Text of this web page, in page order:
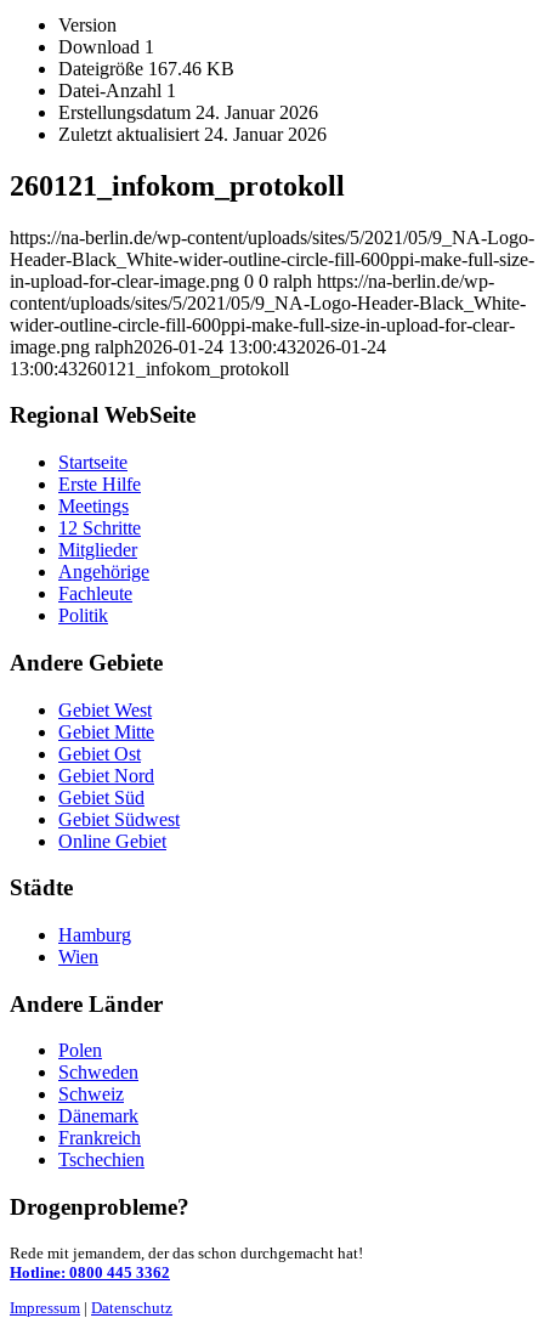
Version
Download 1
Dateigröße 167.46 KB
Datei-Anzahl 1
Erstellungsdatum 24. Januar 2026
Zuletzt aktualisiert 24. Januar 2026
260121_infokom_protokoll
https://na-berlin.de/wp-content/uploads/sites/5/2021/05/9_NA-Logo-
Header-Black_White-wider-outline-circle-fill-600ppi-make-full-size-
in-upload-for-clear-image.png 0 0 ralph https://na-berlin.de/wp-
content/uploads/sites/5/2021/05/9_NA-Logo-Header-Black_White-
wider-outline-circle-fill-600ppi-make-full-size-in-upload-for-clear-
image.png ralph2026-01-24 13:00:432026-01-24
13:00:43260121_infokom_protokoll
Regional WebSeite
Startseite
Erste Hilfe
Meetings
12 Schritte
Mitglieder
Angehörige
Fachleute
Politik
Andere Gebiete
Gebiet West
Gebiet Mitte
Gebiet Ost
Gebiet Nord
Gebiet Süd
Gebiet Südwest
Online Gebiet
Städte
Hamburg
Wien
Andere Länder
Polen
Schweden
Schweiz
Dänemark
Frankreich
Tschechien
Drogenprobleme?
Rede mit jemandem, der das schon durchgemacht hat!
Hotline: 0800 445 3362
Impressum | Datenschutz